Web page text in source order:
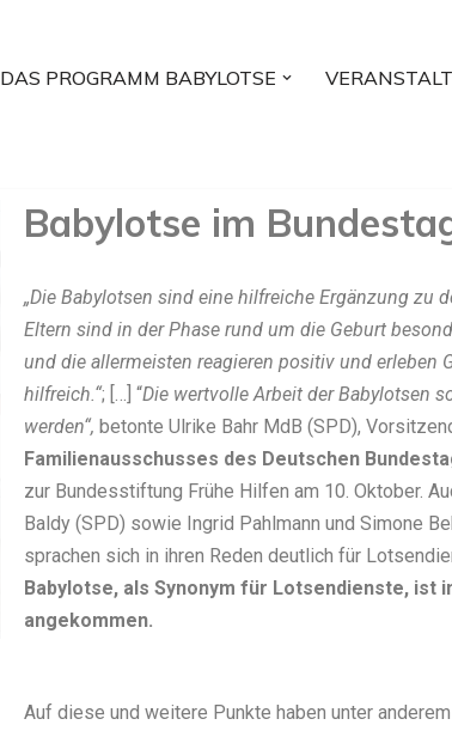
DAS PROGRAMM BABYLOTSE
Babylotse im
„Die Babylotsen sind eine hilfreiche Ergänzung zu
Eltern sind in der Phase rund um die Geburt
und die allermeisten reagieren positiv und erleben
hilfreich.“; […] “Die wertvolle Arbeit der Babylotsen
werden“, betonte Ulrike Bahr MdB (SPD),
Familienausschusses des Deutschen
zur Bundesstiftung Frühe Hilfen am 10. Oktober.
Baldy (SPD) sowie Ingrid Pahlmann und Simone
sprachen sich in ihren Reden deutlich für
Babylotse, als Synonym für Lotsendienste, ist
angekommen.
Auf diese und weitere Punkte haben unter